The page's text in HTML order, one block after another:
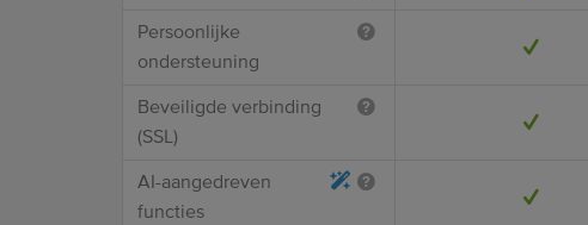
Persoonlijke
ondersteuning
Beveiligde verbinding
(SSL)
AI-aangedreven
functies